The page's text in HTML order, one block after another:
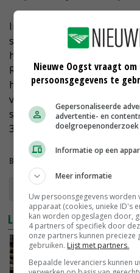
In Italië, Frankrijk en
sojabonen geteeld. Italië is
hectare, Frankrijk volgt met
Roemenië complementeert
hectare. Buiten Europa zijn
vinden. Zo wordt in Brazilië
sojabonen verbouwd, in de
31.000.000 en in Argentinië
Bekijk meer over:
eiwitgewassen
LEES OOK
Schouten
Eiwittransitie
02-09-2020
Nieuwe Oogst vraagt
persoonsgegevens te
Gepersonaliseerde
advertentie- en
Informatie op een
Meer informatie
Uw persoonsgegevens
apparaat (cookies, unieke ID's
kan worden opgeslagen door,
4 partners of specifiek door
onze partners kunnen precieze
gebruiken. Lijst met partners.
Bepaalde leveranciers kunnen